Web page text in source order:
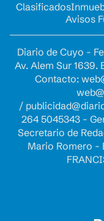
Clasificados
Avisos
Diario de Cuyo -
Av. Alem Sur
Contacto:
/
264 5045343 -
Secretario de
Mario Romero -